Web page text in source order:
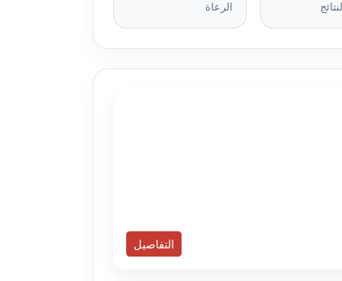
الرعاة
التفاصيل